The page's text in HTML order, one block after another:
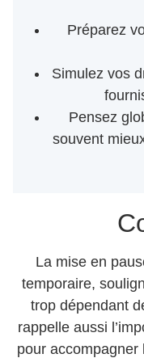
Préparez
Simulez vos
Pensez
souvent
La mise en
temporaire,
trop dépendant
rappelle aussi
pour